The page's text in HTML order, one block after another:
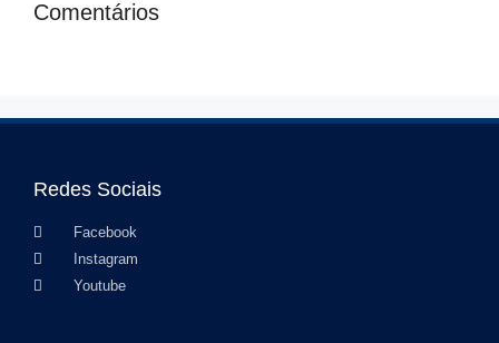
Comentários
Redes Sociais
Facebook
Instagram
Youtube